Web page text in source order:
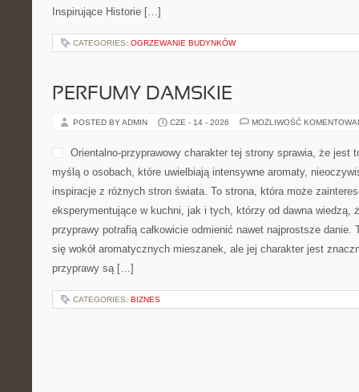
Inspirujące Historie […]
CATEGORIES: OGRZEWANIE BUDYNKÓW
PERFUMY DAMSKIE
POSTED BY ADMIN CZE - 14 - 2026 MOŻLIWOŚĆ
Orientalno-przyprawowy charakter tej strony sprawia, że jest
myślą o osobach, które uwielbiają intensywne aromaty,
inspiracje z różnych stron świata. To strona, która może
eksperymentujące w kuchni, jak i tych, którzy od dawna wiedzą,
przyprawy potrafią całkowicie odmienić nawet najprostsze danie.
się wokół aromatycznych mieszanek, ale jej charakter jest
przyprawy są […]
CATEGORIES: BIZNES